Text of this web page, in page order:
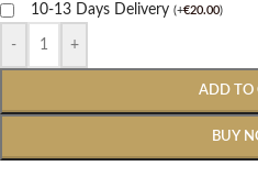
10-13 Days Delivery (+€20.00)
- +
ADD TO
BUY